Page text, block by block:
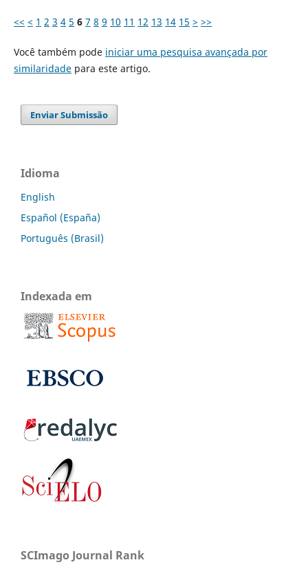
<< < 1 2 3 4 5 6 7 8 9 10 11 12 13 14 15 > >>
Você também pode iniciar uma pesquisa avançada por
similaridadepara este artigo.
Enviar Submissão
Idioma
English
Español (España)
Português (Brasil)
Indexada em
SCImago Journal Rank